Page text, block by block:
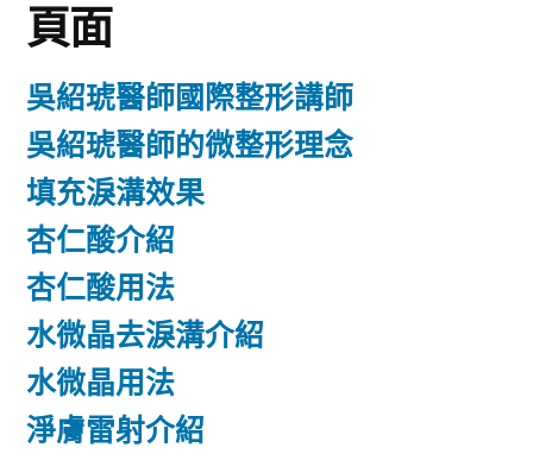
頁面
吳紹琥醫師國際整形講師
吳紹琥醫師的微整形理念
填充淚溝效果
杏仁酸介紹
杏仁酸用法
水微晶去淚溝介紹
水微晶用法
淨膚雷射介紹